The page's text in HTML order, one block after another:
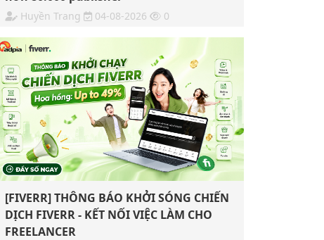
Huyền Trang 04-08-2026 0
[FIVERR] THÔNG BÁO KHỞI SÓNG CHIẾN
DỊCH FIVERR - KẾT NỐI VIỆC LÀM CHO
FREELANCER